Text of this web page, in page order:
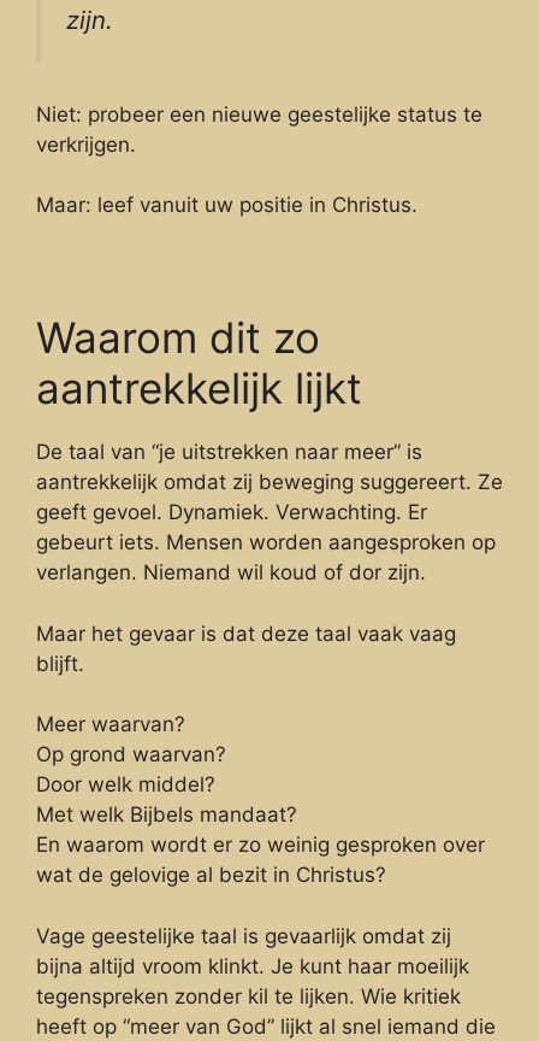
zijn.
Niet: probeer een nieuwe geestelijke status te
verkrijgen.
Maar: leef vanuit uw positie in Christus.
Waarom dit zo
aantrekkelijk lijkt
De taal van “je uitstrekken naar meer” is
aantrekkelijk omdat zij beweging suggereert. Ze
geeft gevoel. Dynamiek. Verwachting. Er
gebeurt iets. Mensen worden aangesproken op
verlangen. Niemand wil koud of dor zijn.
Maar het gevaar is dat deze taal vaak vaag
blijft.
Meer waarvan?
Op grond waarvan?
Door welk middel?
Met welk Bijbels mandaat?
En waarom wordt er zo weinig gesproken over
wat de gelovige al bezit in Christus?
Vage geestelijke taal is gevaarlijk omdat zij
bijna altijd vroom klinkt. Je kunt haar moeilijk
tegenspreken zonder kil te lijken. Wie kritiek
heeft op “meer van God” lijkt al snel iemand die